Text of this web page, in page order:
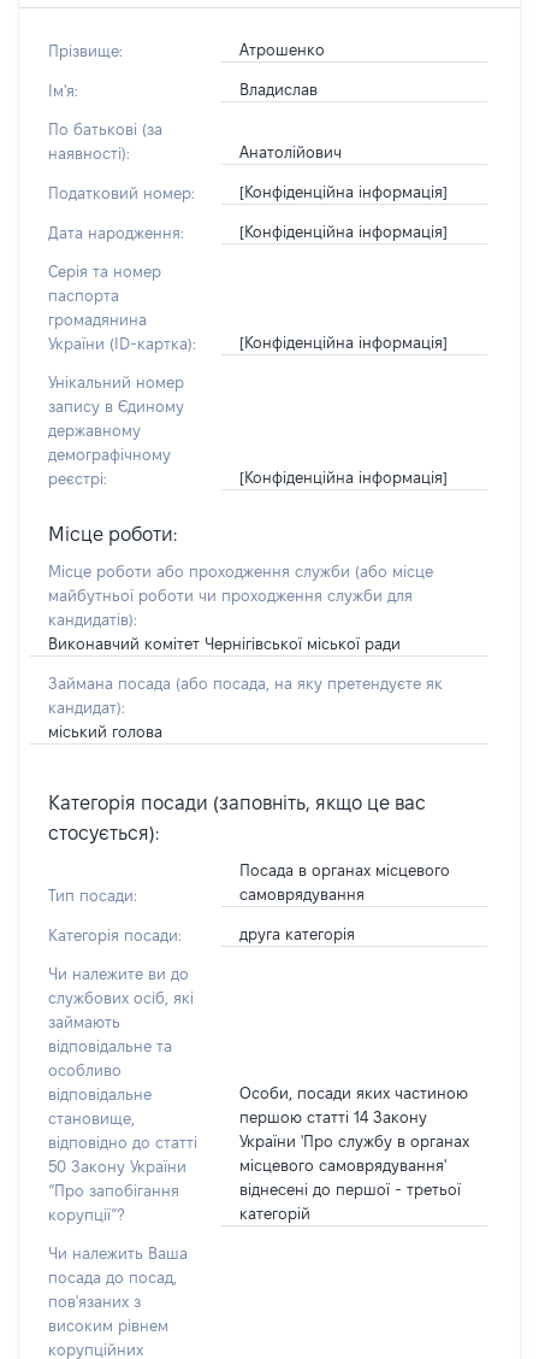
Прізвище: Атрошенко
Ім'я: Владислав
По батькові (за
наявності):
Анатолійович
Податковий номер: [Конфіденційна інформація]
Дата народження: [Конфіденційна інформація]
Серія та номер
паспорта
громадянина
України (ID-картка):
[Конфіденційна інформація]
Унікальний номер
запису в Єдиному
державному
демографічному
реєстрі:
[Конфіденційна інформація]
Місце роботи:
Місце роботи або проходження служби (або місце
майбутньої роботи чи проходження служби для
кандидатів):
Виконавчий комітет Чернігівської міської ради
Займана посада (або посада, на яку претендуєте як
кандидат):
міський голова
Категорія посади (заповніть, якщо це вас
стосується):
Тип посади:
Посада в органах місцевого
самоврядування
Категорія посади: друга категорія
Чи належите ви до
службових осіб, які
займають
відповідальне та
особливо
відповідальне
становище,
відповідно до статті
50 Закону України
“Про запобігання
корупції”?
Особи, посади яких частиною
першою статті 14 Закону
України 'Про службу в органах
місцевого самоврядування'
віднесені до першої - третьої
категорій
Чи належить Ваша
посада до посад,
пов'язаних з
високим рівнем
корупційних